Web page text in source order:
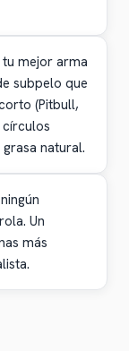
mejor arma
subpelo que
(Pitbull,
natural.
Un
más